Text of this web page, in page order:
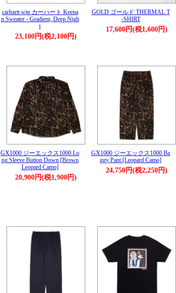
carhartt wip カーハート Keena
n Sweater - Gradient, Deep Nigh
t
23,100円(税2,100円)
GOLD ゴールド THERMAL T
-SHIRT
17,600円(税1,600円)
GX1000 ジーエックス1000 Lo
ng Sleeve Button Down [Brown
Leopard Camo]
20,900円(税1,900円)
GX1000 ジーエックス1000 Ba
ggy Pant [Leopard Camo]
24,750円(税2,250円)